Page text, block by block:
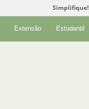
Simplifique!
Extensão Estudantil